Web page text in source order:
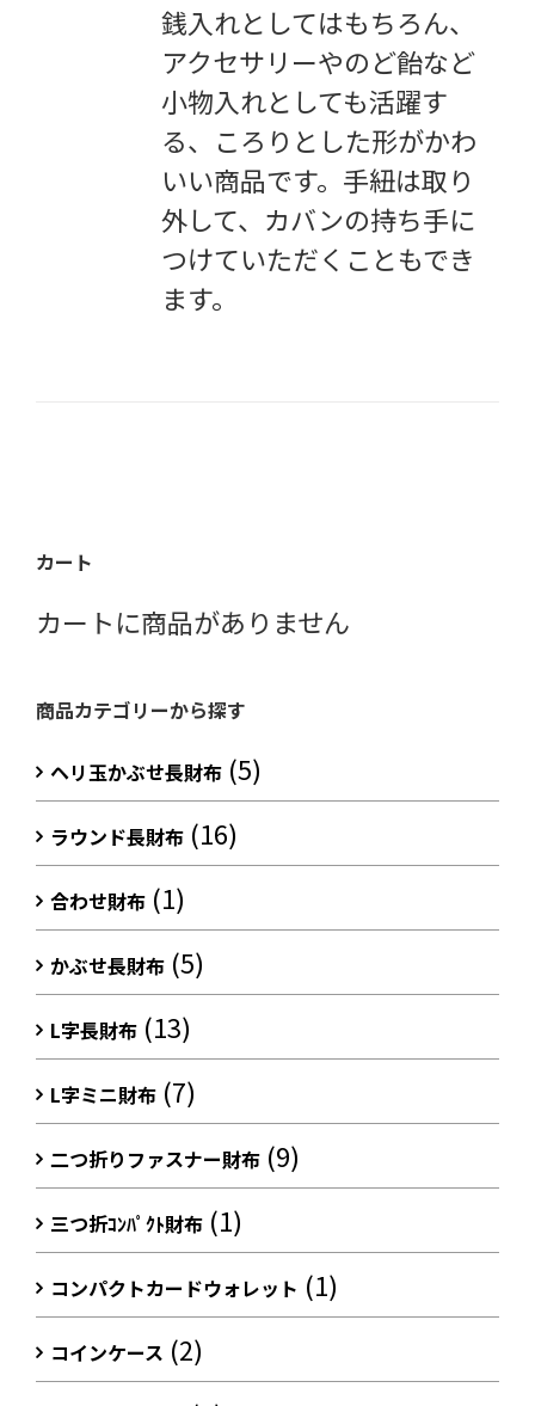
銭入れとしてはもちろん、
アクセサリーやのど飴など
小物入れとしても活躍す
る、ころりとした形がかわ
いい商品です。手紐は取り
外して、カバンの持ち手に
つけていただくこともでき
ます。
カート
カートに商品がありません
商品カテゴリーから探す
ヘリ玉かぶせ長財布 (5)
ラウンド長財布 (16)
合わせ財布 (1)
かぶせ長財布 (5)
L字長財布 (13)
L字ミニ財布 (7)
二つ折りファスナー財布 (9)
三つ折ｺﾝﾊﾟｸﾄ財布 (1)
コンパクトカードウォレット (1)
コインケース (2)